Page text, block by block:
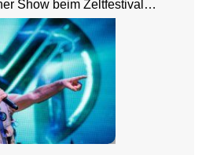
Show beim Zeltfestival